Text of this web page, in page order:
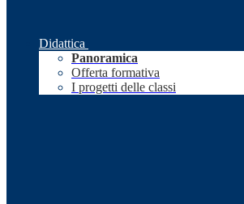
Didattica
Panoramica
Offerta formativa
I progetti delle classi